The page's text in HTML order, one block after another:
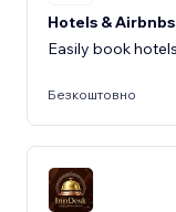
Hotels &
Easily book
Безкоштовно